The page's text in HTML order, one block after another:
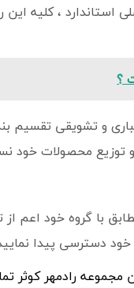
، کلیه
؟
و تشویقی
محصولات خود
با گروه خود اعم از
خود دسترسی پیدا
مجموعه رادمهر